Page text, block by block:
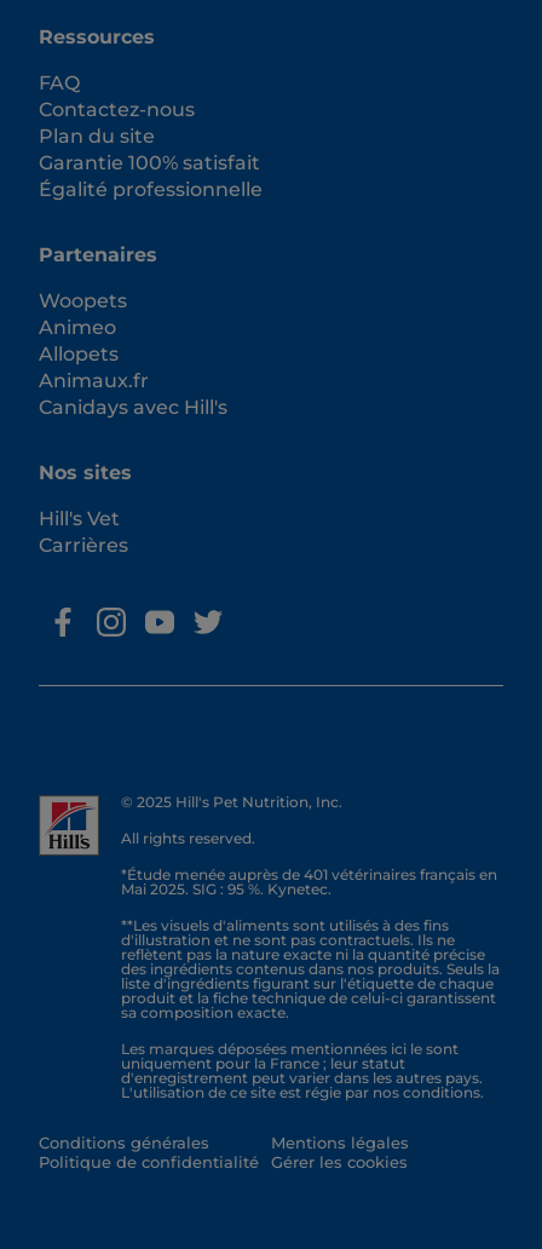
Ressources
FAQ
Contactez-nous
Plan du site
Garantie 100% satisfait
Égalité professionnelle
Partenaires
Woopets
Animeo
Allopets
Animaux.fr
Canidays avec Hill's
Nos sites
Hill's Vet
Carrières
© 2025 Hill's Pet Nutrition, Inc.
All rights reserved.
*Étude menée auprès de 401 vétérinaires français en
Mai 2025. SIG : 95 %. Kynetec.
**Les visuels d'aliments sont utilisés à des fins
d'illustration et ne sont pas contractuels. Ils ne
reflètent pas la nature exacte ni la quantité précise
des ingrédients contenus dans nos produits. Seuls la
liste d'ingrédients figurant sur l'étiquette de chaque
produit et la fiche technique de celui-ci garantissent
sa composition exacte.
Les marques déposées mentionnées ici le sont
uniquement pour la France ; leur statut
d'enregistrement peut varier dans les autres pays.
L'utilisation de ce site est régie par nos conditions.
Conditions générales
Politique de confidentialité
Mentions légales
Gérer les cookies